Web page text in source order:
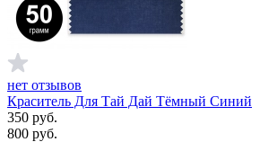
нет отзывов
Краситель Для Тай Дай Тёмный Синий
350 руб.
800 руб.